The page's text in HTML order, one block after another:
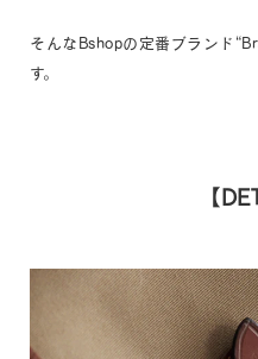
そんなBshopの定番ブランド
す。
【